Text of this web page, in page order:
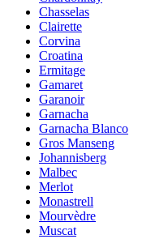
Chasselas
Clairette
Corvina
Croatina
Ermitage
Gamaret
Garanoir
Garnacha
Garnacha Blanco
Gros Manseng
Johannisberg
Malbec
Merlot
Monastrell
Mourvèdre
Muscat